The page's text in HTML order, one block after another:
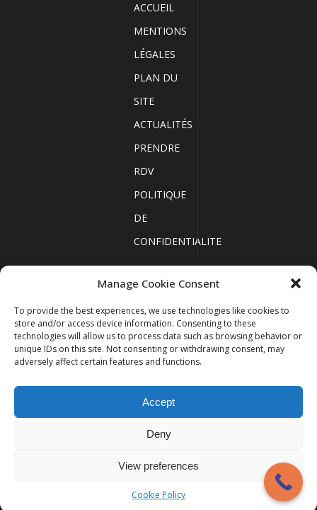
Manage Cookie Consent
To provide the best experiences, we use technologies like cookies to
store and/or access device information. Consenting to these
technologies will allow us to process data such as browsing behavior or
unique IDs on this site. Not consenting or withdrawing consent, may
adversely affect certain features and functions.
Accept
Deny
View preferences
Cookie Policy
ACCUEIL
MENTIONS
LÉGALES
PLAN DU
SITE
ACTUALITÉS
PRENDRE
RDV
POLITIQUE
DE
CONFIDENTIALITE
MENTIONS
LÉGALES
PLAN DU
SITE
CONFIDENTIALITE
Copyright 2023Thelys